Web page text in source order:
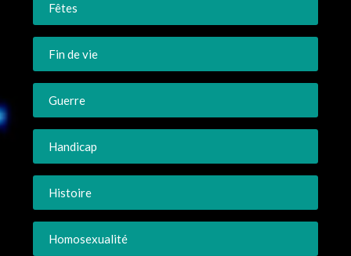
Fêtes
Fin de vie
Guerre
Handicap
Histoire
Homosexualité